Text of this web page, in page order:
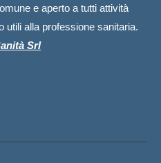
e aperto a tutti attività
utili alla professione sanitaria.
Srl